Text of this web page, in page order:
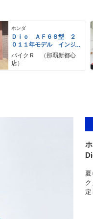
ホンダ
Ｄｉｏ ＡＦ６８型 ２
０１１年モデル インジ
ェクション リアキャリ
ア
バイクＲ （那覇新都心
店）
定